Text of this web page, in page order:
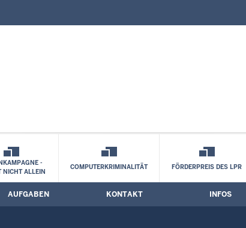
Nordrhein-Westfalen:
-
NICHT ALLEIN
COMPUTERKRIMINALITÄT FÖRDERPREIS DES LPR
AUFGABEN KONTAKT INFOS